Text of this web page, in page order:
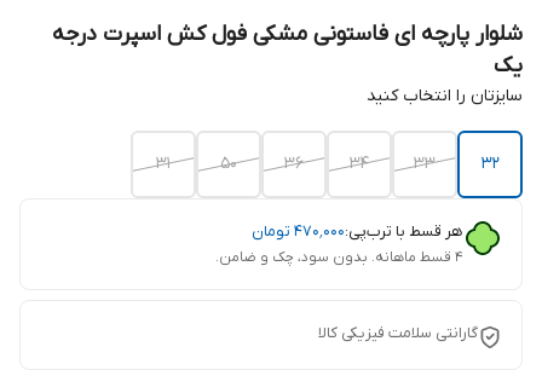
شلوار پارچه ای فاستونی مشکی فول کش اسپرت درجه
یک
سایزتان را انتخاب کنید
۳۲ ۳۳ ۳۴ ۳۶ 50 ۳۱
هر قسط با ترب‌پی:۴۷۰٬۰۰۰ تومان
۴ قسط ماهانه. بدون سود، چک و ضامن.
گارانتی سلامت فیزیکی کالا